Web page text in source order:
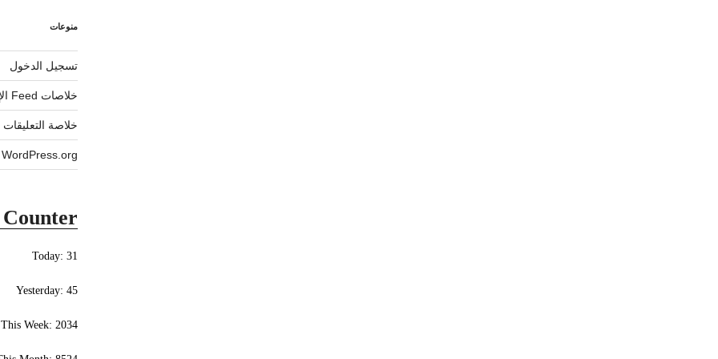
منوعات
تسجيل الدخول
خلاصات Feed الإدخالات
خلاصة التعليقات
WordPress.org
Today: 31
Yesterday: 45
This Week: 2034